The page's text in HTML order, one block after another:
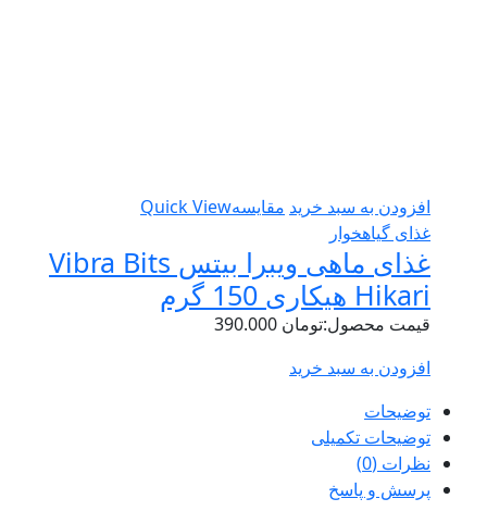
افزودن به سبد خرید مقایسهQuick View
غذای گیاهخوار
غذای ماهی ویبرا بیتس Vibra Bits
Hikari هیکاری 150 گرم
قیمت محصول:تومان
افزودن به سبد خرید
توضیحات
توضیحات تکمیلی
نظرات (0)
پرسش و پاسخ